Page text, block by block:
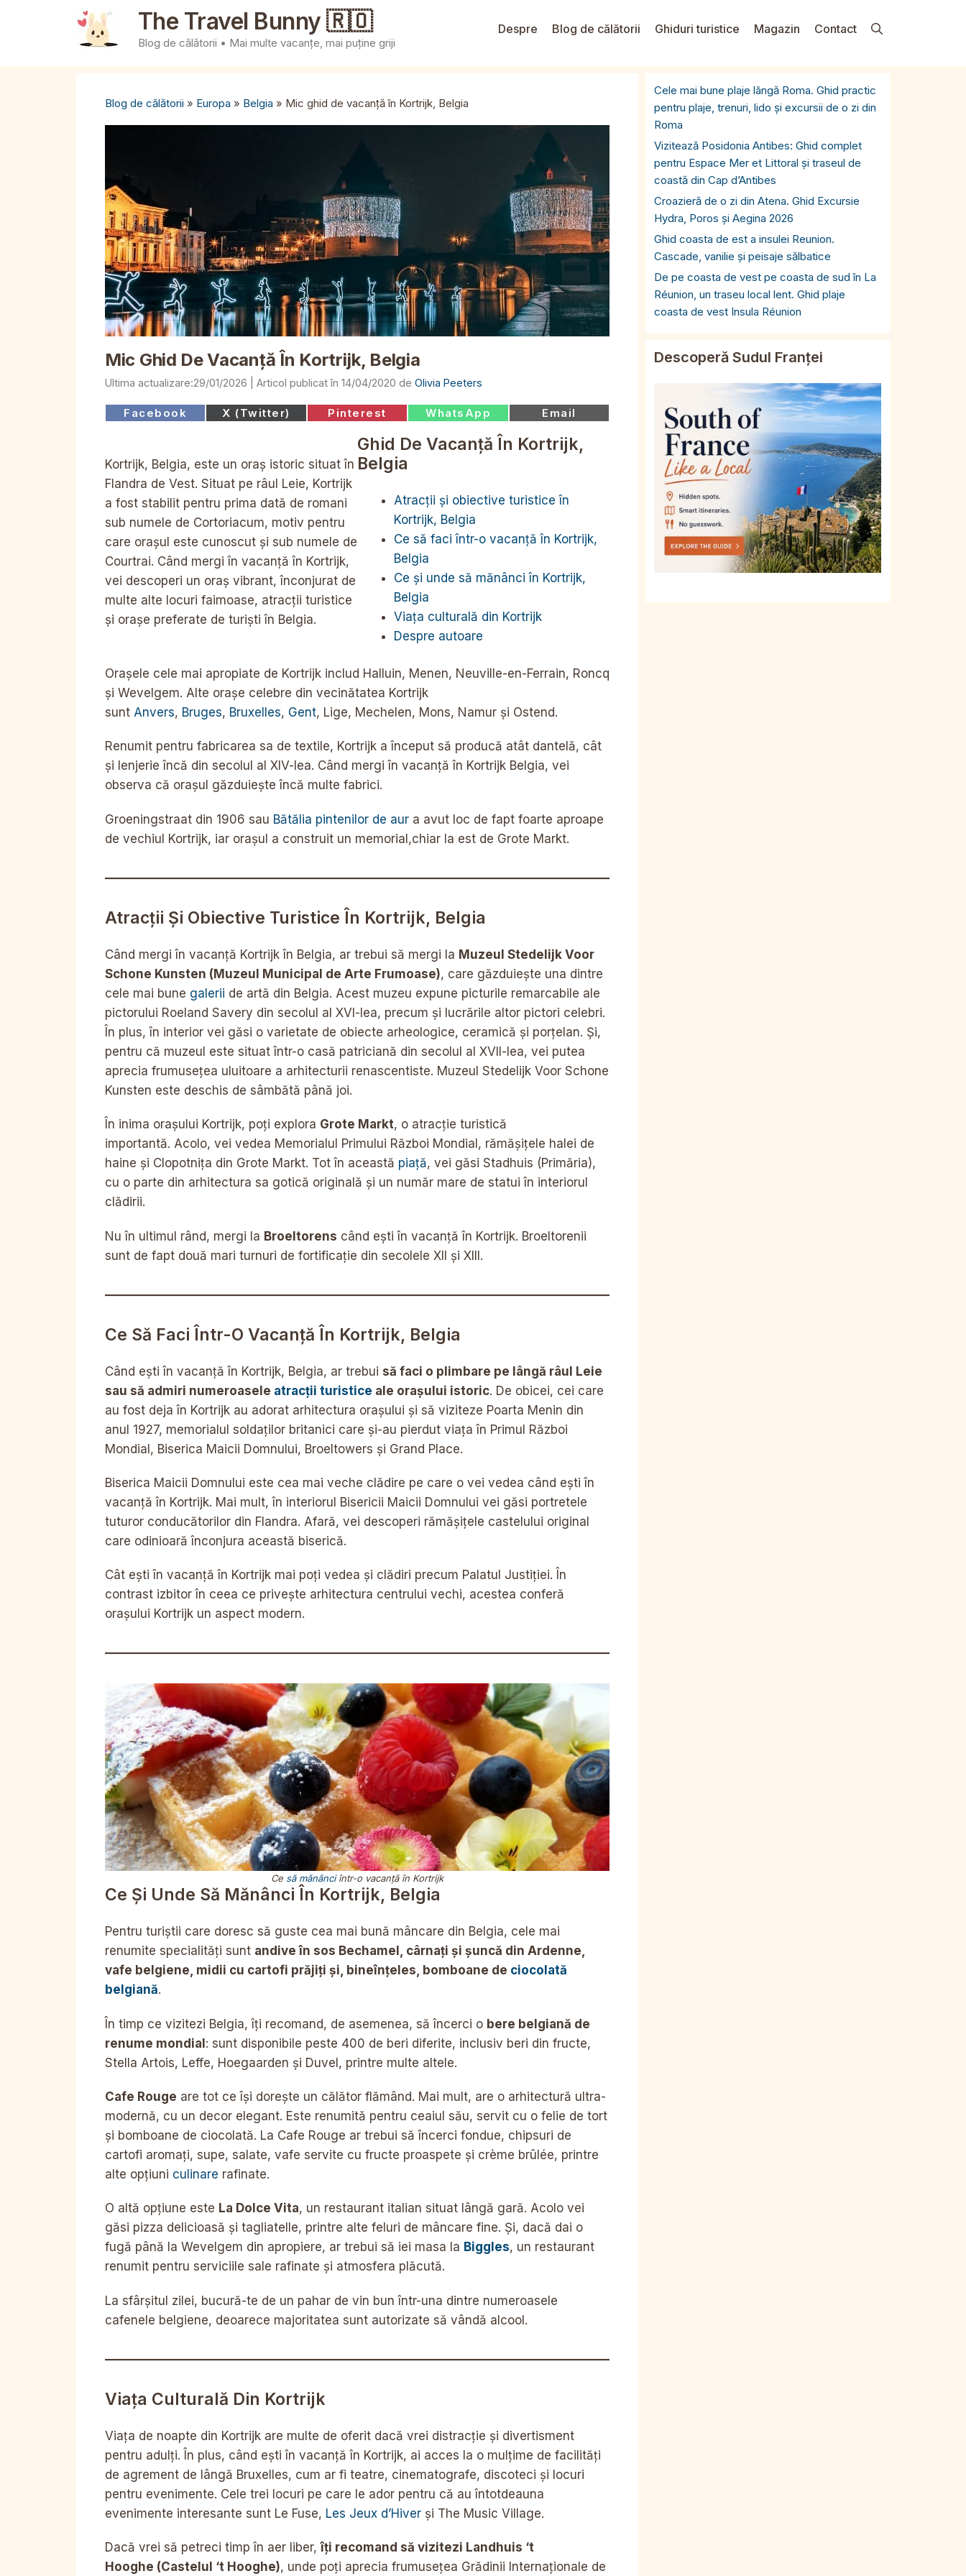
The Travel Bunny 🇷🇴
Blog de călătorii • Mai multe vacanțe, mai puține griji
Despre Blog de călătorii Ghiduri turistice Magazin Contact
Blog de călătorii » Europa » Belgia » Mic ghid de vacanță în Kortrijk, Belgia
Mic Ghid De Vacanță În Kortrijk, Belgia
29/01/2026 14/04/2020 de Olivia Peeters
Share
on
Facebook Share
on
X (Twitter) Share
on
Pinterest Share
on
WhatsApp Share
on
Email
Kortrijk, Belgia, este un oraș istoric situat în
Flandra de Vest. Situat pe râul Leie, Kortrijk
a fost stabilit pentru prima dată de romani
sub numele de Cortoriacum, motiv pentru
care orașul este cunoscut și sub numele de
Courtrai. Când mergi în vacanță în Kortrijk,
vei descoperi un oraș vibrant, înconjurat de
multe alte locuri faimoase, atracții turistice
și orașe preferate de turiști în Belgia.
Ghid De Vacanță În Kortrijk,
Belgia
Atracții și obiective turistice în
Kortrijk, Belgia
Ce să faci într-o vacanță în Kortrijk,
Belgia
Ce și unde să mănânci în Kortrijk,
Belgia
Viața culturală din Kortrijk
Despre autoare
Orașele cele mai apropiate de Kortrijk includ Halluin, Menen, Neuville-en-Ferrain, Roncq
și Wevelgem. Alte orașe celebre din vecinătatea Kortrijk
sunt Anvers, Bruges, Bruxelles, Gent, Lige, Mechelen, Mons, Namur și Ostend.
Renumit pentru fabricarea sa de textile, Kortrijk a început să producă atât dantelă, cât
și lenjerie încă din secolul al XIV-lea. Când mergi în vacanță în Kortrijk Belgia, vei
observa că orașul găzduiește încă multe fabrici.
Groeningstraat din 1906 sau Bătălia pintenilor de aur a avut loc de fapt foarte aproape
de vechiul Kortrijk, iar orașul a construit un memorial,chiar la est de Grote Markt.
Atracții Și Obiective Turistice În Kortrijk, Belgia
Când mergi în vacanță Kortrijk în Belgia, ar trebui să mergi la Muzeul Stedelijk Voor
Schone Kunsten (Muzeul Municipal de Arte Frumoase), care găzduiește una dintre
cele mai bune galerii de artă din Belgia. Acest muzeu expune picturile remarcabile ale
pictorului Roeland Savery din secolul al XVI-lea, precum și lucrările altor pictori celebri.
În plus, în interior vei găsi o varietate de obiecte arheologice, ceramică și porțelan. Și,
pentru că muzeul este situat într-o casă patriciană din secolul al XVII-lea, vei putea
aprecia frumusețea uluitoare a arhitecturii renascentiste. Muzeul Stedelijk Voor Schone
Kunsten este deschis de sâmbătă până joi.
În inima orașului Kortrijk, poți explora Grote Markt, o atracție turistică
importantă. Acolo, vei vedea Memorialul Primului Război Mondial, rămășițele halei de
haine și Clopotnița din Grote Markt. Tot în această piață, vei găsi Stadhuis (Primăria),
cu o parte din arhitectura sa gotică originală și un număr mare de statui în interiorul
clădirii.
Nu în ultimul rând, mergi la Broeltorens când ești în vacanță în Kortrijk. Broeltorenii
sunt de fapt două mari turnuri de fortificație din secolele XII și XIII.
Ce Să Faci Într-O Vacanță În Kortrijk, Belgia
Când ești în vacanță în Kortrijk, Belgia, ar trebui să faci o plimbare pe lângă râul Leie
sau să admiri numeroasele atracții turistice ale orașului istoric. De obicei, cei care
au fost deja în Kortrijk au adorat arhitectura orașului și să viziteze Poarta Menin din
anul 1927, memorialul soldaților britanici care și-au pierdut viața în Primul Război
Mondial, Biserica Maicii Domnului, Broeltowers și Grand Place.
Biserica Maicii Domnului este cea mai veche clădire pe care o vei vedea când ești în
vacanță în Kortrijk. Mai mult, în interiorul Bisericii Maicii Domnului vei găsi portretele
tuturor conducătorilor din Flandra. Afară, vei descoperi rămășițele castelului original
care odinioară înconjura această biserică.
Cât ești în vacanță în Kortrijk mai poți vedea și clădiri precum Palatul Justiției. În
contrast izbitor în ceea ce privește arhitectura centrului vechi, acestea conferă
orașului Kortrijk un aspect modern.
Ce să mănânciîntr-o vacanță în Kortrijk
Ce Și Unde Să Mănânci În Kortrijk, Belgia
Pentru turiștii care doresc să guste cea mai bună mâncare din Belgia, cele mai
renumite specialități sunt andive în sos Bechamel, cârnați și șuncă din Ardenne,
vafe belgiene, midii cu cartofi prăjiți și, bineînțeles, bomboane de ciocolată
belgiană.
În timp ce vizitezi Belgia, îți recomand, de asemenea, să încerci o bere belgiană de
renume mondial: sunt disponibile peste 400 de beri diferite, inclusiv beri din fructe,
Stella Artois, Leffe, Hoegaarden și Duvel, printre multe altele.
Cafe Rouge are tot ce își dorește un călător flămând. Mai mult, are o arhitectură ultra-
modernă, cu un decor elegant. Este renumită pentru ceaiul său, servit cu o felie de tort
și bomboane de ciocolată. La Cafe Rouge ar trebui să încerci fondue, chipsuri de
cartofi aromați, supe, salate, vafe servite cu fructe proaspete și crème brûlée, printre
alte opțiuni culinare rafinate.
O altă opțiune este La Dolce Vita, un restaurant italian situat lângă gară. Acolo vei
găsi pizza delicioasă și tagliatelle, printre alte feluri de mâncare fine. Și, dacă dai o
fugă până la Wevelgem din apropiere, ar trebui să iei masa la Biggles, un restaurant
renumit pentru serviciile sale rafinate și atmosfera plăcută.
La sfârșitul zilei, bucură-te de un pahar de vin bun într-una dintre numeroasele
cafenele belgiene, deoarece majoritatea sunt autorizate să vândă alcool.
Viața Culturală Din Kortrijk
Viața de noapte din Kortrijk are multe de oferit dacă vrei distracție și divertisment
pentru adulți. În plus, când ești în vacanță în Kortrijk, ai acces la o mulțime de facilități
de agrement de lângă Bruxelles, cum ar fi teatre, cinematografe, discoteci și locuri
pentru evenimente. Cele trei locuri pe care le ador pentru că au întotdeauna
evenimente interesante sunt Le Fuse, Les Jeux d’Hiver și The Music Village.
Dacă vrei să petreci timp în aer liber,îți recomand să vizitezi Landhuis ‘t
Hooghe (Castelul ‘t Hooghe), unde poți aprecia frumusețea Grădinii Internaționale de
Cele mai bune plaje lângă Roma. Ghid practic
pentru plaje, trenuri, lido și excursii de o zi din
Roma
Vizitează Posidonia Antibes: Ghid complet
pentru Espace Mer et Littoral și traseul de
coastă din Cap d’Antibes
Croazieră de o zi din Atena. Ghid Excursie
Hydra, Poros și Aegina 2026
Ghid coasta de est a insulei Reunion.
Cascade, vanilie și peisaje sălbatice
De pe coasta de vest pe coasta de sud în La
Réunion, un traseu local lent. Ghid plaje
coasta de vest Insula Réunion
Descoperă Sudul Franței